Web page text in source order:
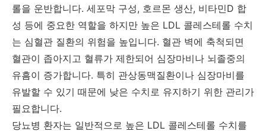
롤을 운반합니다. 세포막 구성, 호르몬 생산, 비타민D 합
성 등에 중요한 역할을 하지만 높은 LDL 콜레스테롤 수치
는 심혈관 질환의 위험을 높입니다. 혈관 벽에 축척되면
혈관이 좁아지고 혈류가 제한되어 심장마비나 뇌졸중의
유흠이 증가합니다. 특히 관상동맥질환이나 심장마비를
유발할 수 있기 때문에 낮은 수치로 유지하기 위한 관리가
필요합니다.
당뇨병 환자는 일반적으로 높은 LDL 콜레스테롤 수치를